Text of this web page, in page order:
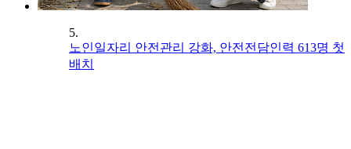
5.
노인일자리 안전관리 강화, 안전전담인력 613명 첫
배치